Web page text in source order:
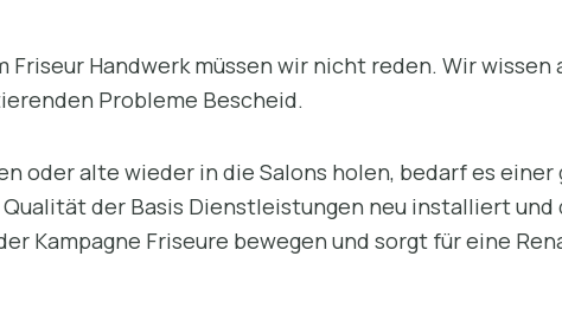
Handwerk müssen wir nicht reden. Wir wissen
Probleme Bescheid.
oder alte wieder in die Salons holen, bedarf es
Qualität der Basis Dienstleistungen neu installiert
Kampagne Friseure bewegen und sorgt für eine